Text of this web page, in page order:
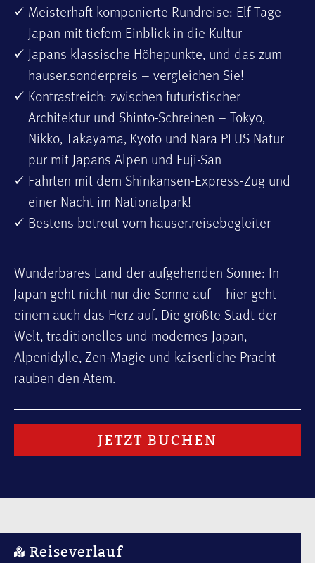
Meisterhaft komponierte Rundreise: Elf Tage
Japan mit tiefem Einblick in die Kultur
Japans klassische Höhepunkte, und das zum
hauser.sonderpreis – vergleichen Sie!
Kontrastreich: zwischen futuristischer
Architektur und Shinto-Schreinen – Tokyo,
Nikko, Takayama, Kyoto und Nara PLUS Natur
pur mit Japans Alpen und Fuji-San
Fahrten mit dem Shinkansen­-Express-Zug und
einer Nacht im Nationalpark!
Bestens betreut vom hauser.reisebegleiter
Wunderbares Land der aufgehenden Sonne: In
Japan geht nicht nur die Sonne auf – hier geht
einem auch das Herz auf. Die größte Stadt der
Welt, traditionelles und modernes Japan,
Alpenidylle, Zen-Magie und kaiserliche Pracht
rauben den Atem.
JETZT BUCHEN
Reiseverlauf